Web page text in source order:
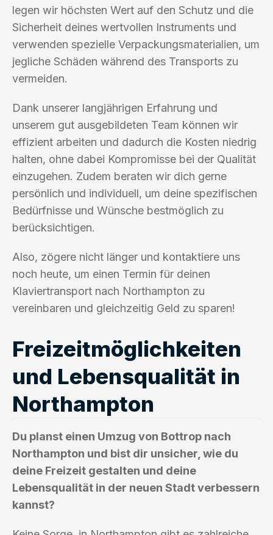
legen wir höchsten Wert auf den Schutz und die
Sicherheit deines wertvollen Instruments und
verwenden spezielle Verpackungsmaterialien, um
jegliche Schäden während des Transports zu
vermeiden.
Dank unserer langjährigen Erfahrung und
unserem gut ausgebildeten Team können wir
effizient arbeiten und dadurch die Kosten niedrig
halten, ohne dabei Kompromisse bei der Qualität
einzugehen. Zudem beraten wir dich gerne
persönlich und individuell, um deine spezifischen
Bedürfnisse und Wünsche bestmöglich zu
berücksichtigen.
Also, zögere nicht länger und kontaktiere uns
noch heute, um einen Termin für deinen
Klaviertransport nach Northampton zu
vereinbaren und gleichzeitig Geld zu sparen!
Freizeitmöglichkeiten
und Lebensqualität in
Northampton
Du planst einen Umzug von Bottrop nach
Northampton und bist dir unsicher, wie du
deine Freizeit gestalten und deine
Lebensqualität in der neuen Stadt verbessern
kannst?